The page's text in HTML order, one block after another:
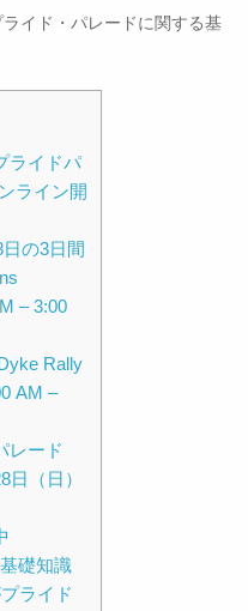
イド・パレードに関する基
ライドパ
ライン開
の3日間
– 3:00
Rally
AM –
レード
日（日）
礎知識
ライド